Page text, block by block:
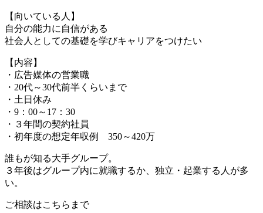
【向いている人】
自分の能力に自信がある
社会人としての基礎を学びキャリアをつけたい
【内容】
・広告媒体の営業職
・20代～30代前半くらいまで
・土日休み
・9：00～17：30
・３年間の契約社員
・初年度の想定年収例 350～420万
誰もが知る大手グループ。
３年後はグループ内に就職するか、独立・起業する人が多
い。
ご相談はこちらまで